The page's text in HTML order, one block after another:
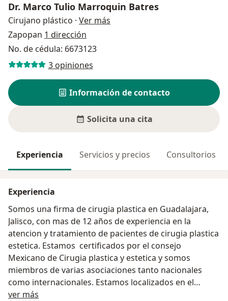
Dr. Marco Tulio Marroquin Batres
Cirujano plástico · Ver más
Zapopan 1 dirección
No. de cédula: 6673123
3 opiniones
Información de contacto
Solicita una cita
Experiencia Servicios y precios Consultorios
Experiencia
Somos una firma de cirugia plastica en Guadalajara,
Jalisco, con mas de 12 años de experiencia en la
atencion y tratamiento de pacientes de cirugia plastica
estetica. Estamos certificados por el consejo
Mexicano de Cirugia plastica y estetica y somos
miembros de varias asociaciones tanto nacionales
como internacionales. Estamos localizados en el
hospital Puerta de hierro Norte en Zapopan Jalisco, en
ver más